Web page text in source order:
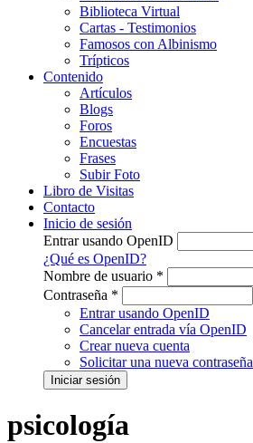
Biblioteca Virtual
Cartas - Testimonios
Famosos con Albinismo
Trípticos
Contenido
Artículos
Blogs
Foros
Encuestas
Frases
Subir Foto
Libro de Visitas
Contacto
Inicio de sesión
Entrar usando OpenID
¿Qué es OpenID?
Nombre de usuario *
Contraseña *
Entrar usando OpenID
Cancelar entrada vía OpenID
Crear nueva cuenta
Solicitar una nueva contraseña
psicología